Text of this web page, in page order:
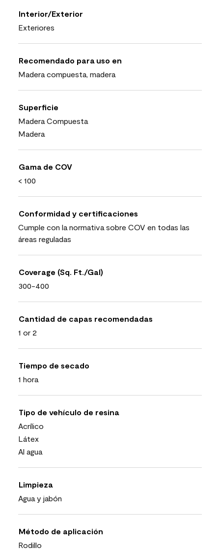
Interior/Exterior
Exteriores
Recomendado para uso en
Madera compuesta, madera
Superficie
Madera Compuesta
Madera
Gama de COV
< 100
Conformidad y certificaciones
Cumple con la normativa sobre COV en todas las
áreas reguladas
Coverage (Sq. Ft./Gal)
300-400
Cantidad de capas recomendadas
1 or 2
Tiempo de secado
1 hora
Tipo de vehículo de resina
Acrílico
Látex
Al agua
Limpieza
Agua y jabón
Método de aplicación
Rodillo